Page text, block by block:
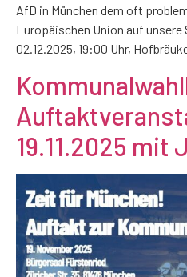
AfD in München dem oft
Europäischen Union auf unsere
02.12.2025, 19:00 Uhr,
19.11.2025 mit